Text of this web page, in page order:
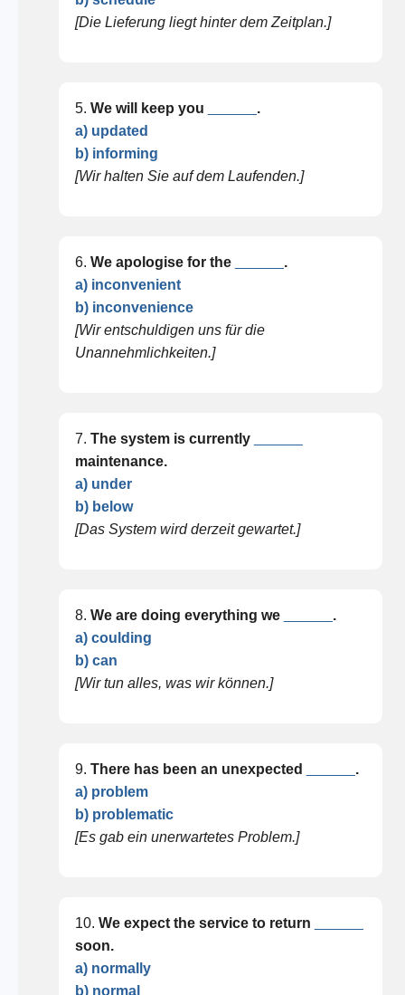
[Die Lieferung liegt hinter dem Zeitplan.]
5. We will keep you
.
a) updated
b) informing
[Wir halten Sie auf dem Laufenden.]
6. We apologise for the
.
a) inconvenient
b) inconvenience
[Wir entschuldigen uns für die
Unannehmlichkeiten.]
7. The system is currently
maintenance.
a) under
b) below
[Das System wird derzeit gewartet.]
8. We are doing everything we
.
a) coulding
b) can
[Wir tun alles, was wir können.]
9. There has been an unexpected
.
a) problem
b) problematic
[Es gab ein unerwartetes Problem.]
10. We expect the service to return
soon.
a) normally
b) normal